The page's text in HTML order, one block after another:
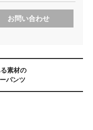
お問い合わせ
素材の
パンツ